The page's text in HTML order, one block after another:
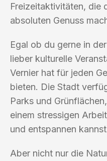
Freizeitaktivitäten, die
absoluten Genuss
Egal ob du gerne in
lieber kulturelle
Vernier hat für jeden
bieten. Die Stadt
Parks und
einem stressigen
und entspannen
Aber nicht nur die